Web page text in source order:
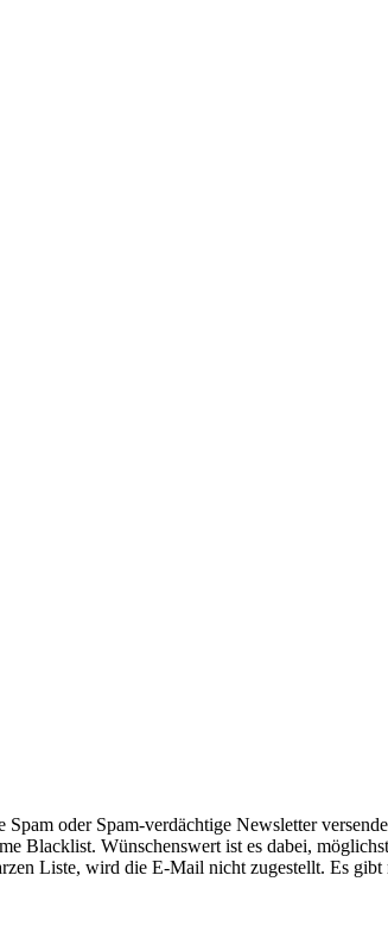
oder Spam-verdächtige Newsletter
Blacklist. Wünschenswert ist es dabei,
Liste, wird die E-Mail nicht zugestellt. Es